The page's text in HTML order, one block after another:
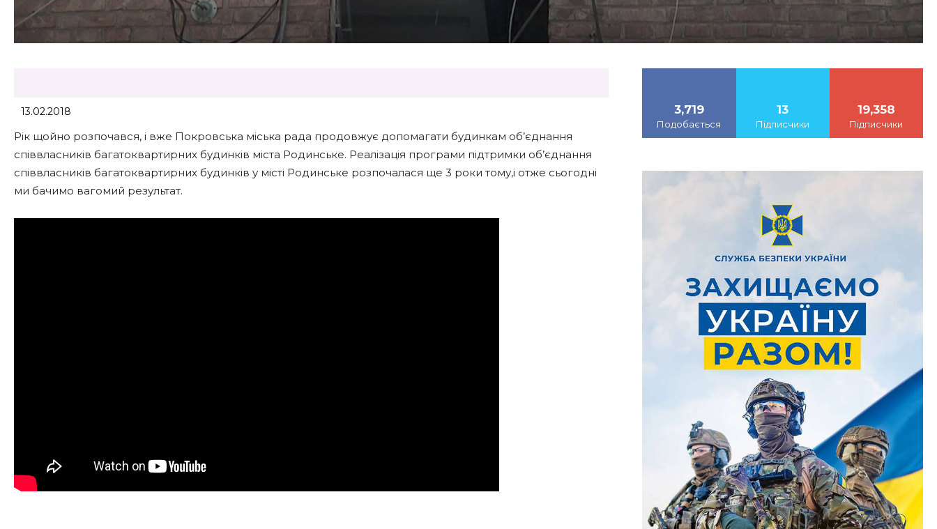
13.02.2018
Рік щойно розпочався, і вже Покровська міська рада продовжує допомагати будинкам об’єднання
співвласників багатоквартирних будинків міста Родинське. Реалізація програми підтримки об’єднання
співвласників багатоквартирних будинків у місті Родинське розпочалася ще 3 роки тому,і отже сьогодні
ми бачимо вагомий результат.
3,719
Подобається
13
Підписчики
19,358
Підписчики